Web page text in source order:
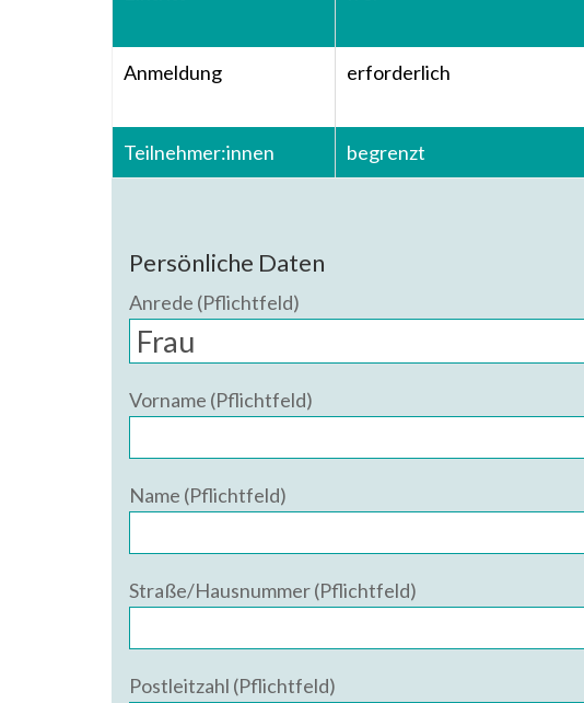
Anmeldung erforderlich
Teilnehmer:innen begrenzt
Persönliche Daten
Anrede (Pflichtfeld)
Vorname (Pflichtfeld)
Name (Pflichtfeld)
Straße/Hausnummer (Pflichtfeld)
Postleitzahl (Pflichtfeld)